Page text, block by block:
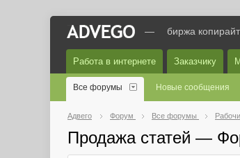
— биржа
Работа в интернете Заказчику
Все форумы Новые сообщения
Адвего Форум Все форумы
Продажа статей —